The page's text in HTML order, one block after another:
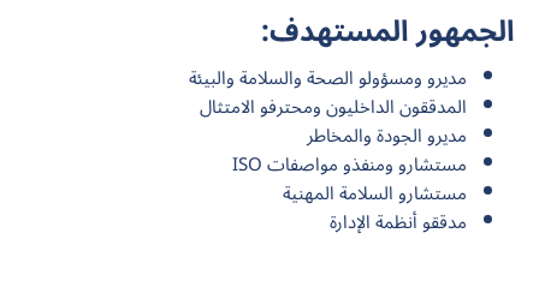
الجمهور المستهدف:
مديرو ومسؤولو الصحة والسلامة والبيئة
المدققون الداخليون ومحترفو الامتثال
مديرو الجودة والمخاطر
مستشارو ومنفذو مواصفات ISO
مستشارو السلامة المهنية
مدققو أنظمة الإدارة